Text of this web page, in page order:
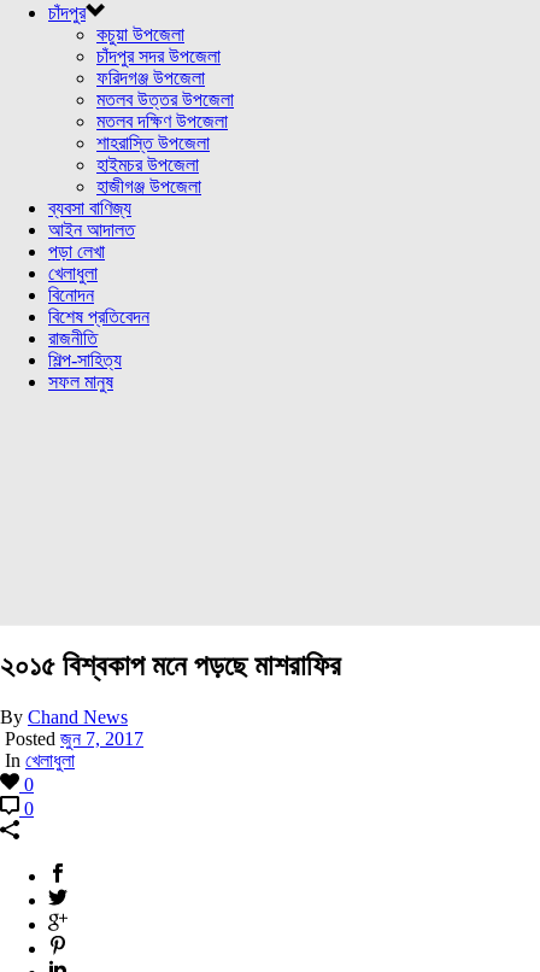
চাঁদপুর
কচুয়া উপজেলা
চাঁদপুর সদর উপজেলা
ফরিদগঞ্জ উপজেলা
মতলব উত্তর উপজেলা
মতলব দক্ষিণ উপজেলা
শাহরাস্তি উপজেলা
হাইমচর উপজেলা
হাজীগঞ্জ উপজেলা
ব্যবসা বাণিজ্য
আইন আদালত
পড়া লেখা
খেলাধুলা
বিনোদন
বিশেষ প্রতিবেদন
রাজনীতি
শিল্প-সাহিত্য
সফল মানুষ
২০১৫ বিশ্বকাপ মনে পড়ছে মাশরাফির
By Chand News
Posted জুন 7, 2017
In খেলাধুলা
0
0